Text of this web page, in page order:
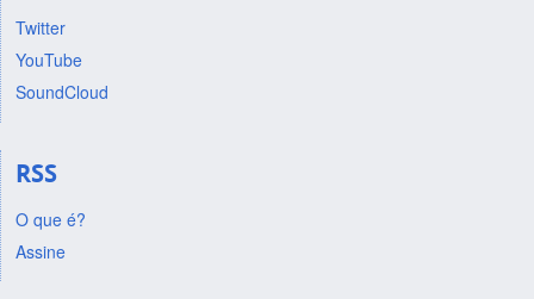
Twitter
YouTube
SoundCloud
RSS
O que é?
Assine